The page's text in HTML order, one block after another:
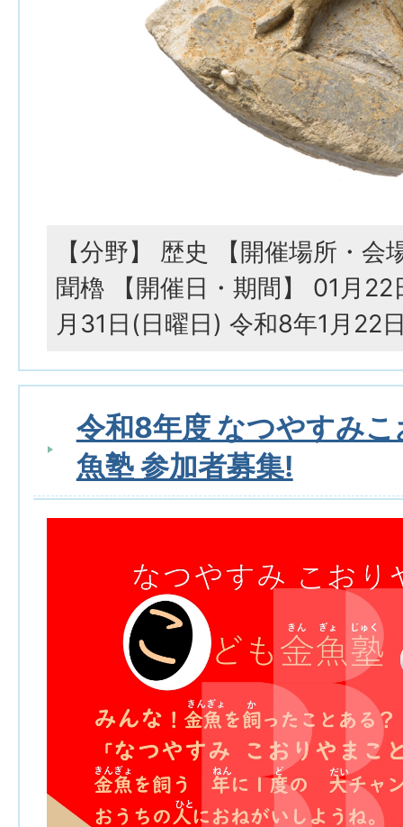
【分野】 歴史 【開催場所・会
聞櫓 【開催日・期間】 01月
月31日(日曜日) 令和8年1月22
令和8年度 なつやすみ
魚塾 参加者募集!